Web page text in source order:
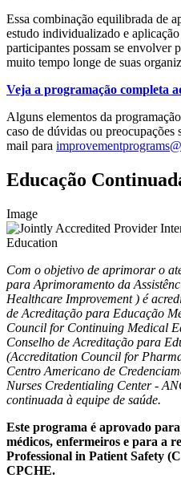
Essa combinação equilibrada de
estudo individualizado e
participantes possam se envolver
muito tempo longe de suas
Veja a programação completa
Alguns elementos da
caso de dúvidas ou
mail para
Educação
Image
Com o objetivo de aprimorar o
para Aprimoramento da
Healthcare Improvement ) é
de Acreditação para Educação
Council for Continuing Medical
Conselho de Acreditação para
(Accreditation Council for
Centro Americano de
Nurses Credentialing Center -
continuada à equipe de saúde.
Este programa é aprovado
médicos, enfermeiros e para a
Professional in Patient Safety
CPCHE.